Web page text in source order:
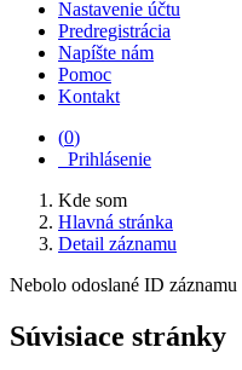
Nastavenie účtu
Predregistrácia
Napíšte nám
Pomoc
Kontakt
(0)
Prihlásenie
Kde som
Hlavná stránka
Detail záznamu
Nebolo odoslané ID záznamu
Súvisiace stránky